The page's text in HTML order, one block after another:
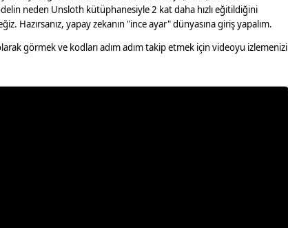
neden Unsloth kütüphanesiyle 2 kat daha hızlı eğitildiğini
Hazırsanız, yapay zekanın "ince ayar" dünyasına giriş yapalım.
görmek ve kodları adım adım takip etmek için videoyu izlemenizi